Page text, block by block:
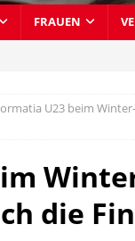
FRAUEN
U23 beim
die